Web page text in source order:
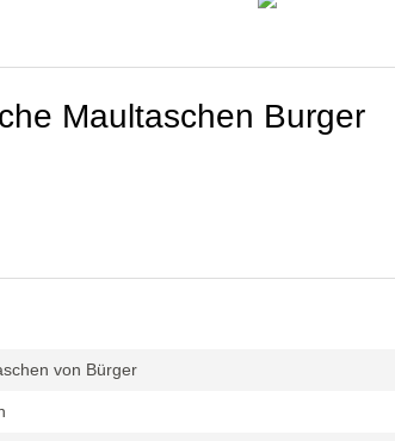
Maultaschen Burger
von Bürger